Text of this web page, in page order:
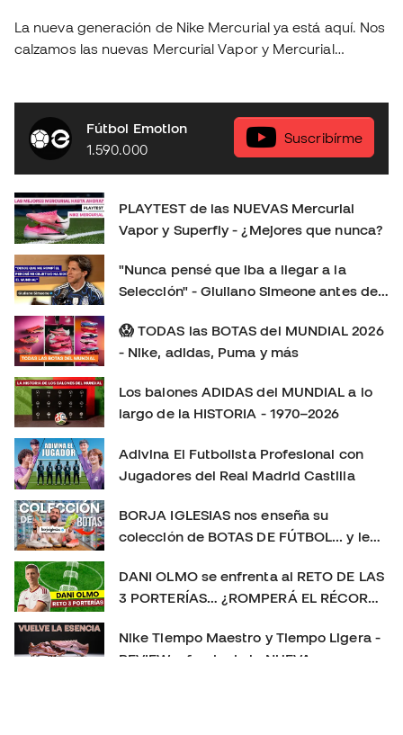
La nueva generación de Nike Mercurial ya está aquí. Nos
calzamos las nuevas Mercurial Vapor y Mercurial
respecto a la generación anterior. En este playtest
analizamos: 👟 Ajuste y comodidad. ⚽ Sensaciones con
el balón. 🚀 Tracción, aceleración y cambios de ritmo. 🔍
Todas las novedades de esta nueva generación. 🤔
¿Merecen la pena? ¿Cuál elegir: Vapor o Superfly?
Déjanos en los comentarios tu opinión: ¿Eres más de
Mercurial Vapor o de Mercurial Superfly? 👇 Consíguelas
aquí:
https://www.futbolemotion.com/es/categoria/botas-de-
futbol/nike/linea-mercurial-velocidad Síguenos para no
perderte más playtests, comparativas y reviews de las
últimas botas de fútbol: Instagram:
https://www.tiktok.com/@futbolemotion X:
https://x.com/futbolemotion #Mercurial #NikeFootball
#MercurialVapor #MercurialSuperfly #BotasDeFútbol
#Playtest #Review #futbolemotion #botasdefutbol
#futbol #nikemercurial soloporteros_portada_es _es
Fútbol Emotion
1.590.000
Suscribírme
PLAYTEST de las NUEVAS Mercurial
Vapor y Superfly - ¿Mejores que nunca?
"Nunca pensé que iba a llegar a la
Selección" - Giuliano Simeone antes de
😱 TODAS las BOTAS del MUNDIAL 2026
- Nike, adidas, Puma y más
Los balones ADIDAS del MUNDIAL a lo
largo de la HISTORIA - 1970–2026
Adivina El Futbolista Profesional con
Jugadores del Real Madrid Castilla
BORJA IGLESIAS nos enseña su
colección de BOTAS DE FÚTBOL... y le
DANI OLMO se enfrenta al RETO DE LAS
3 PORTERÍAS… ¿ROMPERÁ EL RÉCORD?
Nike Tiempo Maestro y Tiempo Ligera -
REVIEW a fondo de la NUEVA